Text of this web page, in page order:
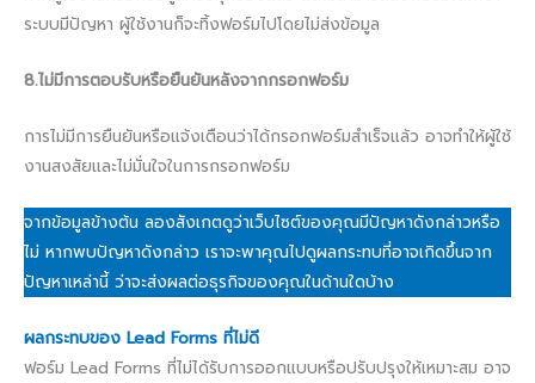
ระบบมีปัญหา ผู้ใช้งานก็จะทิ้งฟอร์มไปโดยไม่ส่งข้อมูล
8.ไม่มีการตอบรับหรือยืนยันหลังจากกรอกฟอร์ม
การไม่มีการยืนยันหรือแจ้งเตือนว่าได้กรอกฟอร์มสำเร็จแล้ว อาจทำให้ผู้ใช้
งานสงสัยและไม่มั่นใจในการกรอกฟอร์ม
จากข้อมูลข้างต้น ลองสังเกตดูว่าเว็บไซต์ของคุณมีปัญหาดังกล่าวหรือ
ไม่ หากพบปัญหาดังกล่าว เราจะพาคุณไปดูผลกระทบที่อาจเกิดขึ้นจาก
ปัญหาเหล่านี้ ว่าจะส่งผลต่อธุรกิจของคุณในด้านใดบ้าง
ผลกระทบของ Lead Forms ที่ไม่ดี
ฟอร์ม Lead Forms ที่ไม่ได้รับการออกแบบหรือปรับปรุงให้เหมาะสม อาจ